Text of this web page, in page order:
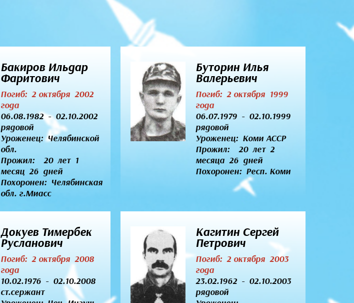
Бакиров Ильдар
Фаритович
Погиб: 2 октября 2002
года
06.08.1982 - 02.10.2002
рядовой
Уроженец:Челябинской
обл.
Прожил: 20 лет 1
месяц 26 дней
Похоронен: Челябинская
обл. г.Миасс
Буторин Илья
Валерьевич
Погиб: 2 октября 1999
года
06.07.1979 - 02.10.1999
рядовой
Уроженец: Коми АССР
Прожил: 20 лет 2
месяца 26 дней
Похоронен: Респ. Коми
Докуев Тимербек
Русланович
Погиб: 2 октября 2008
года
10.02.1976 - 02.10.2008
ст.сержант
Кагитин Сергей
Петрович
Погиб: 2 октября 2003
года
23.02.1962 - 02.10.2003
рядовой